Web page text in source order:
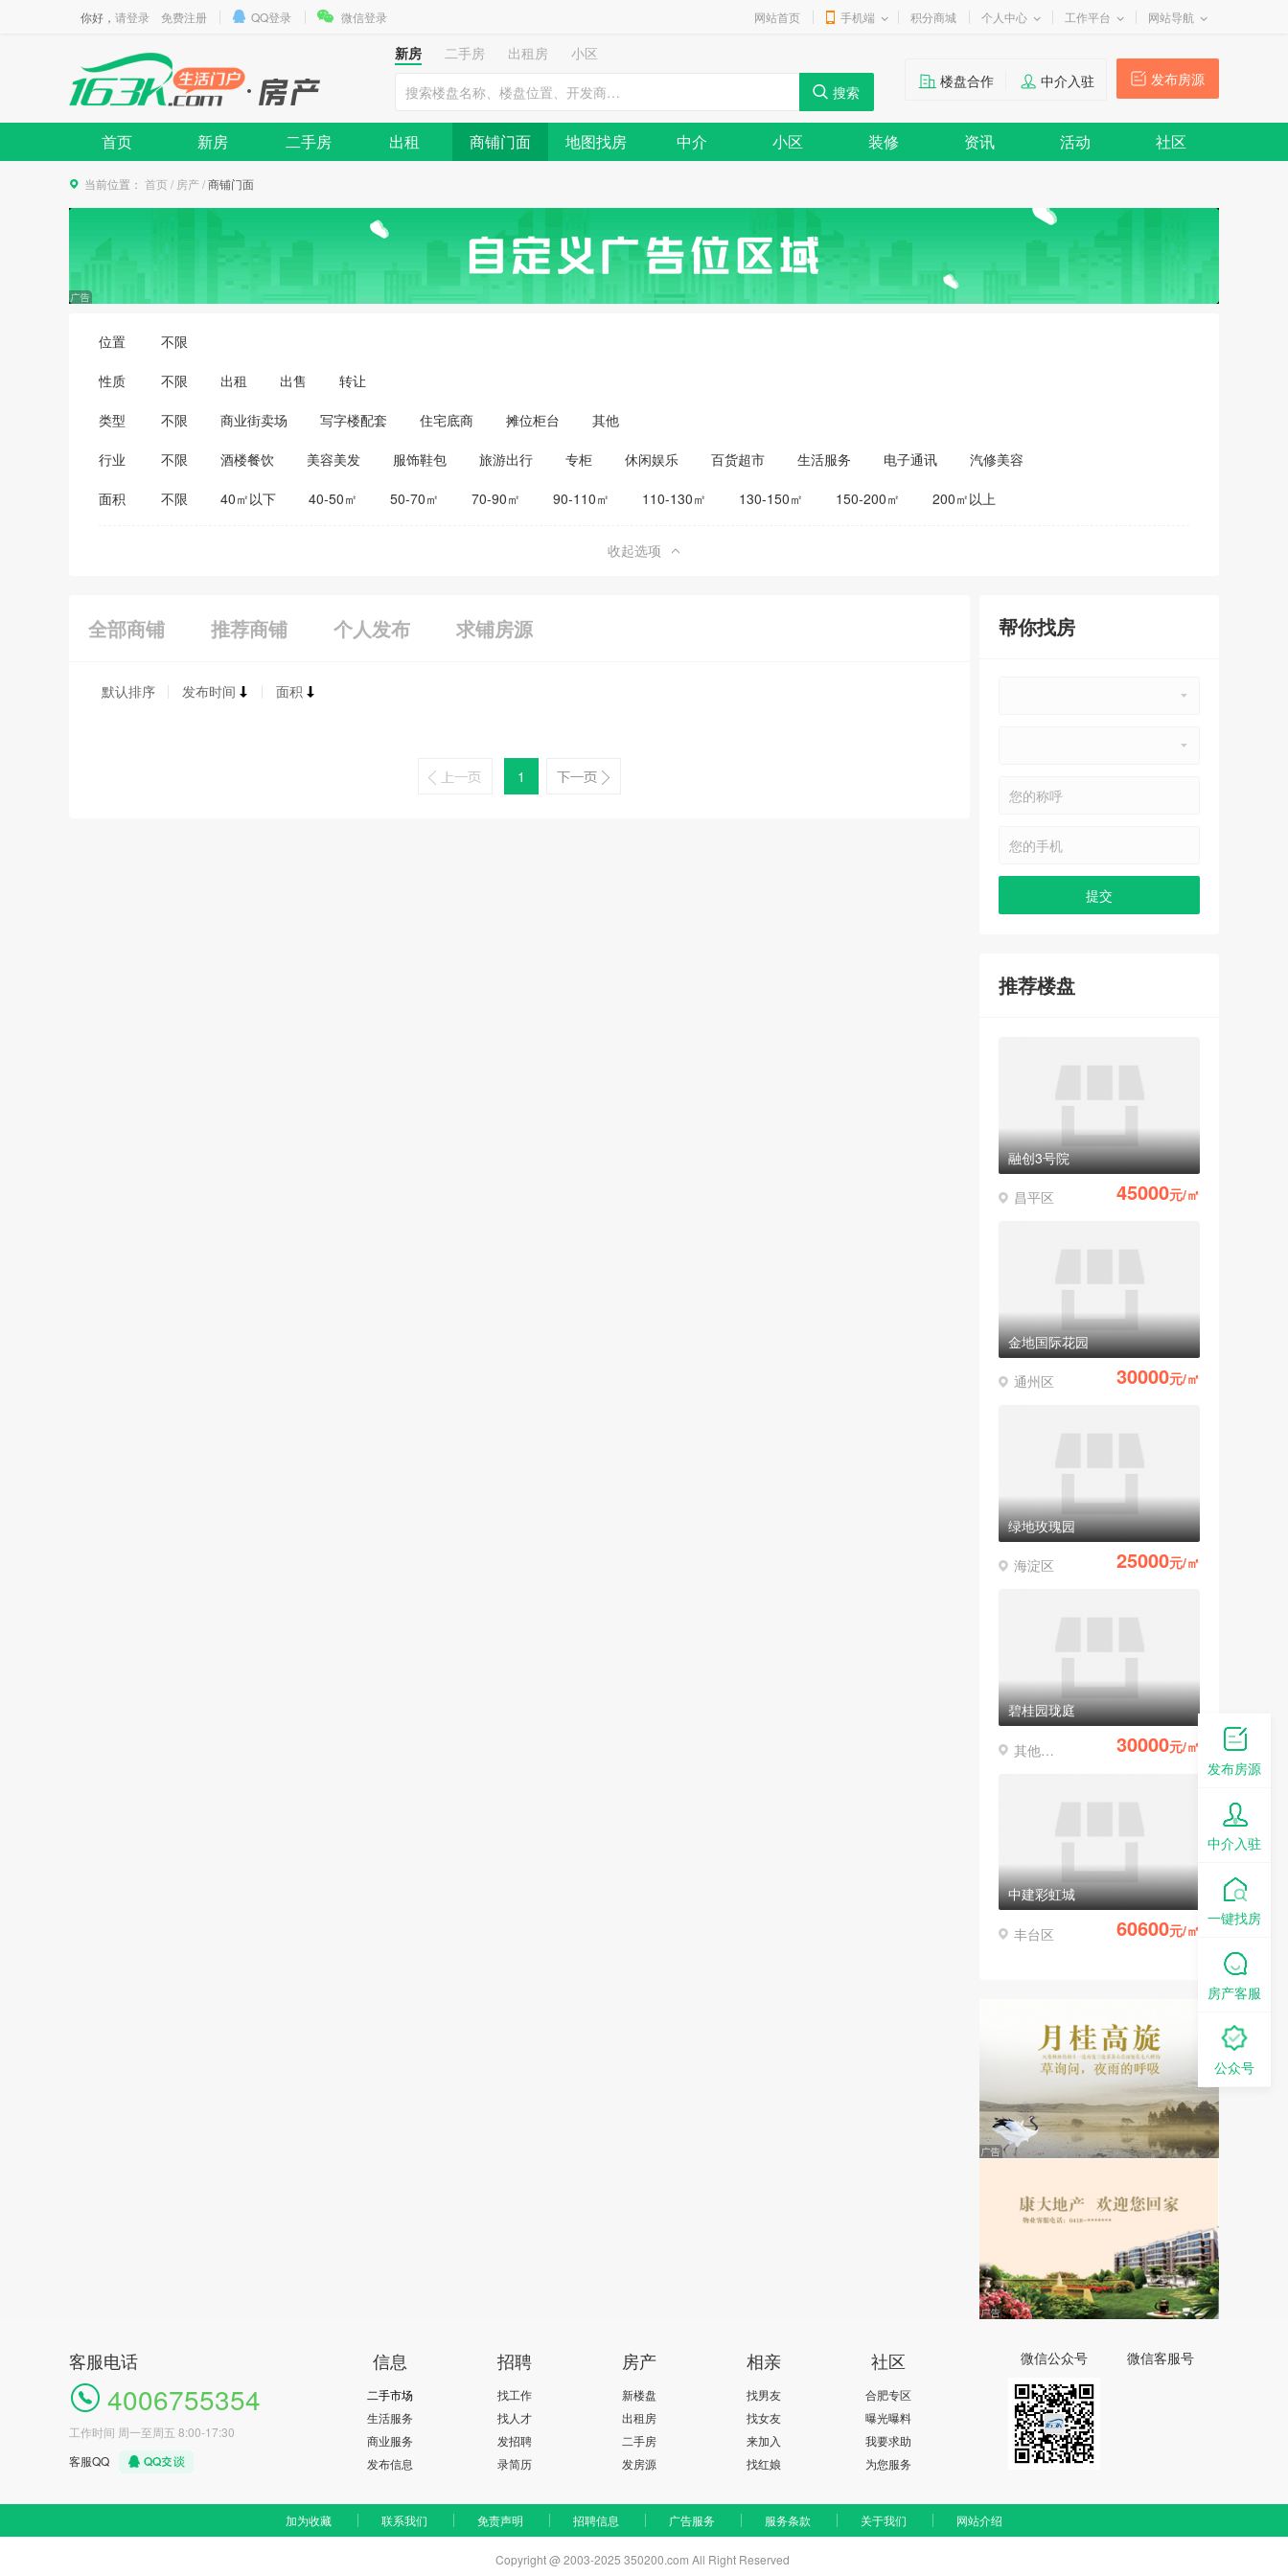
你好， 请登录 免费注册 QQ登录 微信登录 网站首页 手机端 积分商城 个人中心 工作平台 网站导航
新房 二手房 出租房
小区
发布房源
楼盘合作 中介入驻
首页 新房 二手房 出租 商铺门面 地图找房 中介 小区 装修 资讯 活动 社区
当前位置： 首页 / 房产/商铺门面
位置 不限
性质 不限 出租 出售 转让
类型 不限 商业街卖场 写字楼配套 住宅底商 摊位柜台 其他
行业 不限 酒楼餐饮 美容美发 服饰鞋包 旅游出行 专柜 休闲娱乐 百货超市 生活服务 电子通讯
汽修美容
医药保健
家居建材
面积 不限 40㎡以下 40-50㎡ 50-70㎡ 70-90㎡ 90-110㎡ 110-130㎡ 130-150㎡ 150-200㎡ 200㎡以上
收起选项
全部商铺 推荐商铺 个人发布 求铺房源
默认排序 发布时间 面积
1
帮你找房
推荐楼盘
融创3号院
昌平区 45000元/㎡
金地国际花园
通州区 30000元/㎡
绿地玫瑰园
海淀区 25000元/㎡
碧桂园珑庭
其他区县 30000元/㎡
中建彩虹城
丰台区 60600元/㎡
客服电话
4006755354
工作时间 周一至周五 8:00-17:30
客服QQ
信息
二手市场
生活服务
商业服务
发布信息
招聘
找工作
找人才
发招聘
录简历
房产
新楼盘
出租房
二手房
发房源
相亲
找男友
找女友
来加入
找红娘
社区
合肥专区
曝光曝料
我要求助
为您服务
微信公众号 微信客服号
加为收藏 联系我们 免责声明 招聘信息 广告服务 服务条款 关于我们 网站介绍
Copyright @ 2003-2025 350200.com All Right Reserved
发布房源
中介入驻
一键找房
房产客服
公众号